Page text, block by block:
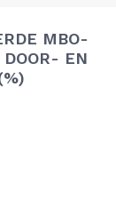
MBO-
EN